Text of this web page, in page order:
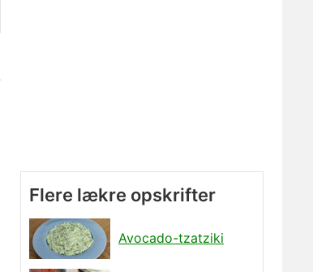
Flere lækre opskrifter
Avocado-tzatziki